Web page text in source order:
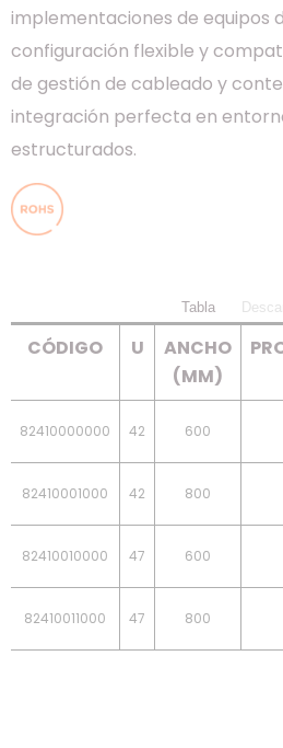
implementaciones de equipos
configuración flexible y
de gestión de cableado y
integración perfecta en
estructurados.
Tabla
CÓDIGO U
ANCHO
(MM)
82410000000 42 600
82410001000 42 800
82410010000 47 600
82410011000 47 800